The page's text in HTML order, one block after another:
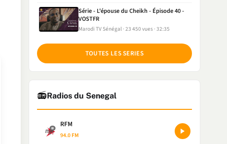
Série - L'épouse du Cheikh - Épisode 40 -
VOSTFR
Marodi TV Sénégal 23 450 vues 32:35
TOUTES LES SERIES
📻Radios du Senegal
RFM
94.0 FM